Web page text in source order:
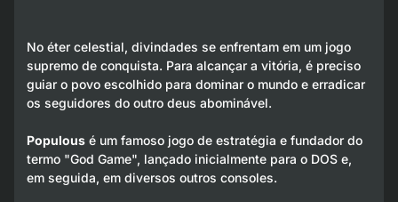
No éter celestial, divindades se enfrentam em um jogo
supremo de conquista. Para alcançar a vitória, é preciso
guiar o povo escolhido para dominar o mundo e erradicar
os seguidores do outro deus abominável.
Populousé um famoso jogo de estratégia e fundador do
termo "God Game", lançado inicialmente para o DOS e,
em seguida, em diversos outros consoles.